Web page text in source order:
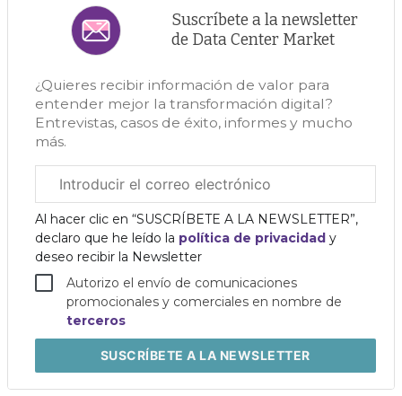
Suscríbete a la newsletter
de Data Center Market
¿Quieres recibir información de valor para
entender mejor la transformación digital?
Entrevistas, casos de éxito, informes y mucho
más.
electrónico
corporativo
Al hacer clic en “SUSCRÍBETE A LA NEWSLETTER”,
declaro que he leído la política de privacidad y
deseo recibir la Newsletter
Autorizo el envío de comunicaciones
promocionales y comerciales en nombre de
terceros
SUSCRÍBETEA LA NEWSLETTER